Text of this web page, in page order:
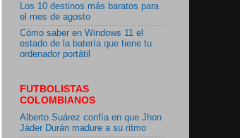
Los 10 destinos más baratos para
el mes de agosto
Cómo saber en Windows 11 el
estado de la batería que tiene tu
ordenador portátil
FUTBOLISTAS
COLOMBIANOS
Alberto Suárez confía en que Jhon
Jáder Durán madure a su ritmo